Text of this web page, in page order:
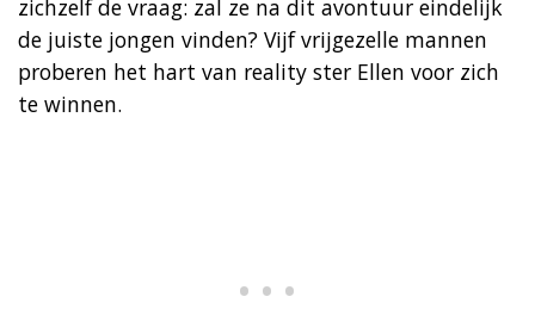
zichzelf de vraag: zal ze na dit avontuur eindelijk
de juiste jongen vinden? Vijf vrijgezelle mannen
proberen het hart van reality ster Ellen voor zich
te winnen.